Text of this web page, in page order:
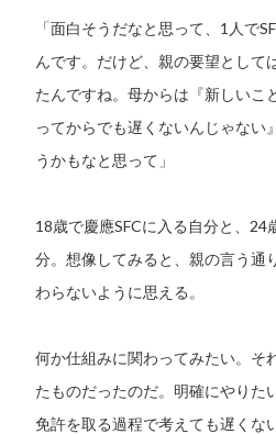
「面白そうだなと思って、1人で
んです。だけど、親の要望として
たんですね。母からは『新しいこ
ってからでも遅くないんじゃない
うかもなと思って」
18歳で慶應SFCに入る自分と、24
分。想像してみると、親の言う通
わらないように思える。
何か仕組みに関わってみたい。そ
たものだったのだ。明確にやりた
免許を取る過程で考えても遅くな